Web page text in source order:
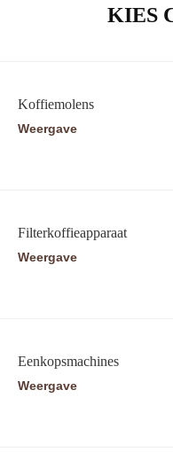
KIES
Koffiemolens
Weergave
Filterkoffieapparaat
Weergave
Eenkopsmachines
Weergave